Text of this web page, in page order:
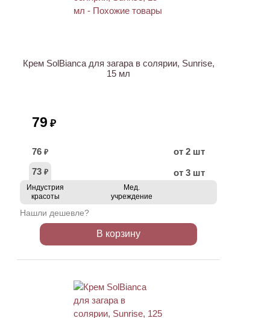
Крем SolBianca для загара в солярии, Sunrise,
15 мл
79 ₽
76 ₽
от 2 шт
73 ₽ от 3 шт
Индустрия
красоты
Мед.
учреждение
Нашли дешевле?
В корзину